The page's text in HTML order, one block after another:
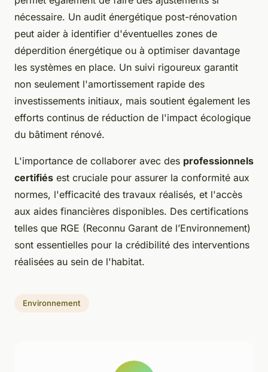
nécessaire. Un audit énergétique post-rénovation
peut aider à identifier d'éventuelles zones de
déperdition énergétique ou à optimiser davantage
les systèmes en place. Un suivi rigoureux garantit
non seulement l'amortissement rapide des
investissements initiaux, mais soutient également les
efforts continus de réduction de l'impact écologique
du bâtiment rénové.
L'importance de collaborer avec des professionnels
certifiés est cruciale pour assurer la conformité aux
normes, l'efficacité des travaux réalisés, et l'accès
aux aides financières disponibles. Des certifications
telles que RGE (Reconnu Garant de l’Environnement)
sont essentielles pour la crédibilité des interventions
réalisées au sein de l'habitat.
Environnement